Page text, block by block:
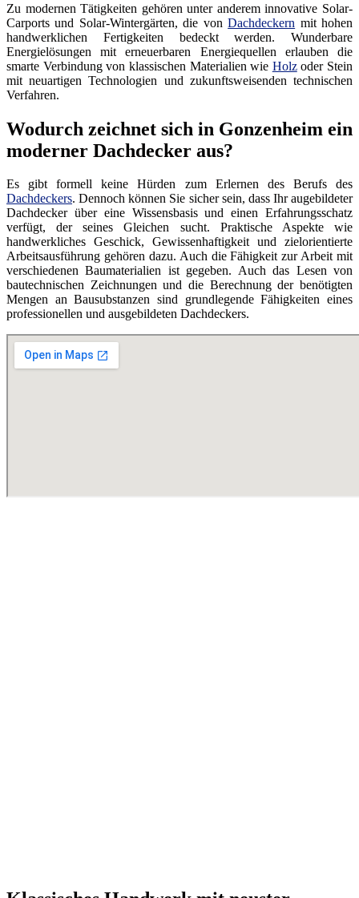
Zu modernen Tätigkeiten gehören unter anderem innovative Solar-
Carports und Solar-Wintergärten, die vonDachdeckern mit hohen
handwerklichen Fertigkeiten bedeckt werden. Wunderbare
Energielösungen mit erneuerbaren Energiequellen erlauben die
smarte Verbindung von klassischen Materialien wie Holzoder Stein
mit neuartigen Technologien und zukunftsweisenden technischen
Verfahren.
Wodurch zeichnet sich in Gonzenheim ein
moderner Dachdecker aus?
Es gibt formell keine Hürden zum Erlernen des Berufs des
Dachdeckers. Dennoch können Sie sicher sein, dass Ihr augebildeter
Dachdecker über eine Wissensbasis und einen Erfahrungsschatz
verfügt, der seines Gleichen sucht. Praktische Aspekte wie
handwerkliches Geschick, Gewissenhaftigkeit und zielorientierte
Arbeitsausführung gehören dazu. Auch die Fähigkeit zur Arbeit mit
verschiedenen Baumaterialien ist gegeben. Auch das Lesen von
bautechnischen Zeichnungen und die Berechnung der benötigten
Mengen an Bausubstanzen sind grundlegende Fähigkeiten eines
professionellen und ausgebildeten Dachdeckers.